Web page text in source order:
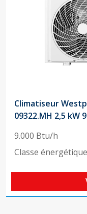
Climatiseur
09322.MH 2,5 kW
9.000 Btu/h
Classe